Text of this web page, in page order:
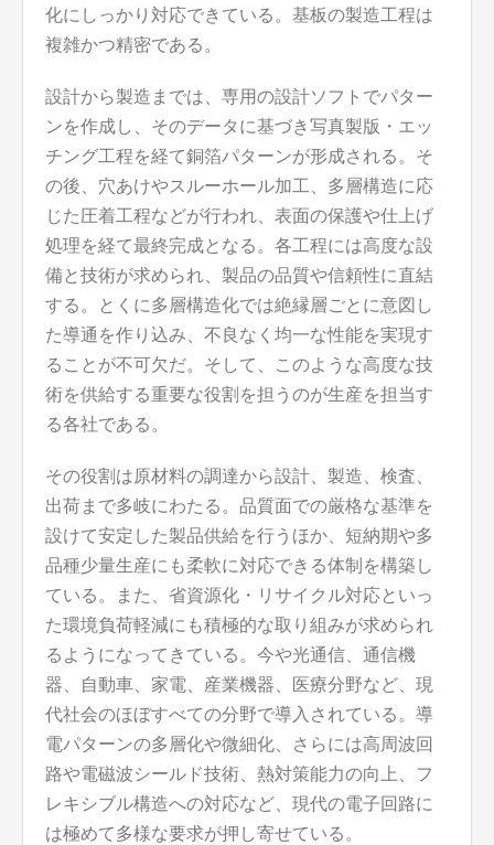
化にしっかり対応できている。基板の製造工程は
複雑かつ精密である。
設計から製造までは、専用の設計ソフトでパター
ンを作成し、そのデータに基づき写真製版・エッ
チング工程を経て銅箔パターンが形成される。そ
の後、穴あけやスルーホール加工、多層構造に応
じた圧着工程などが行われ、表面の保護や仕上げ
処理を経て最終完成となる。各工程には高度な設
備と技術が求められ、製品の品質や信頼性に直結
する。とくに多層構造化では絶縁層ごとに意図し
た導通を作り込み、不良なく均一な性能を実現す
ることが不可欠だ。そして、このような高度な技
術を供給する重要な役割を担うのが生産を担当す
る各社である。
その役割は原材料の調達から設計、製造、検査、
出荷まで多岐にわたる。品質面での厳格な基準を
設けて安定した製品供給を行うほか、短納期や多
品種少量生産にも柔軟に対応できる体制を構築し
ている。また、省資源化・リサイクル対応といっ
た環境負荷軽減にも積極的な取り組みが求められ
るようになってきている。今や光通信、通信機
器、自動車、家電、産業機器、医療分野など、現
代社会のほぼすべての分野で導入されている。導
電パターンの多層化や微細化、さらには高周波回
路や電磁波シールド技術、熱対策能力の向上、フ
レキシブル構造への対応など、現代の電子回路に
は極めて多様な要求が押し寄せている。